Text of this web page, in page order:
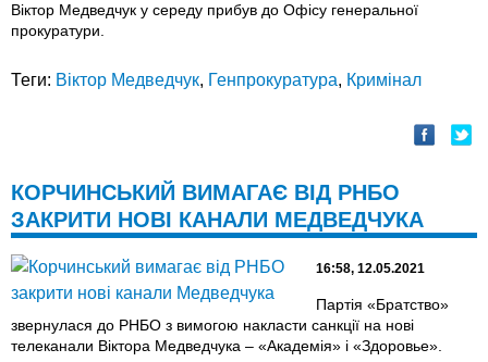
Віктор Медведчук у середу прибув до Офісу генеральної
прокуратури.
Теги: Віктор Медведчук, Генпрокуратура, Кримінал
КОРЧИНСЬКИЙ ВИМАГАЄ ВІД РНБО
ЗАКРИТИ НОВІ КАНАЛИ МЕДВЕДЧУКА
16:58, 12.05.2021
Партія «Братство»
звернулася до РНБО з вимогою накласти санкції на нові
телеканали Віктора Медведчука – «Академія» і «Здоровье».